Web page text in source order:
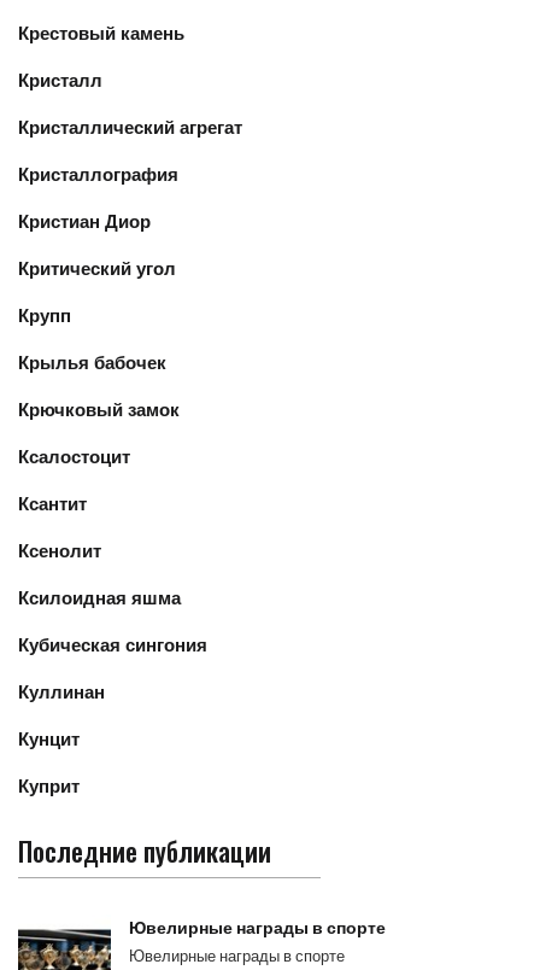
Крестовый камень
Кристалл
Кристаллический агрегат
Кристаллография
Кристиан Диор
Критический угол
Крупп
Крылья бабочек
Крючковый замок
Ксалостоцит
Ксантит
Ксенолит
Ксилоидная яшма
Кубическая сингония
Куллинан
Кунцит
Куприт
Последние публикации
Ювелирные награды в спорте
Ювелирные награды в спорте